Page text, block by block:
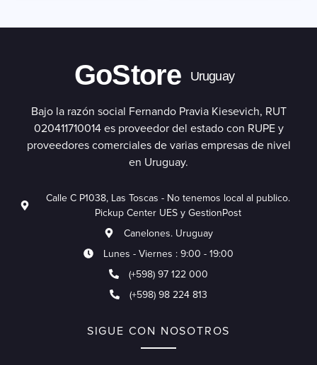
GoStore Uruguay
Bajo la razón social Fernando Pravia Kiesevich, RUT
020411710014 es proveedor del estado con RUPE y
proveedores comerciales de varias empresas de nivel
en Uruguay.
Calle C P1038, Las Toscas - No tenemos local al publico.
Pickup Center UES y GestionPost
Canelones. Uruguay
Lunes - Viernes : 9:00 - 19:00
(+598) 97 122 000
(+598) 98 224 813
SIGUE CON NOSOTROS